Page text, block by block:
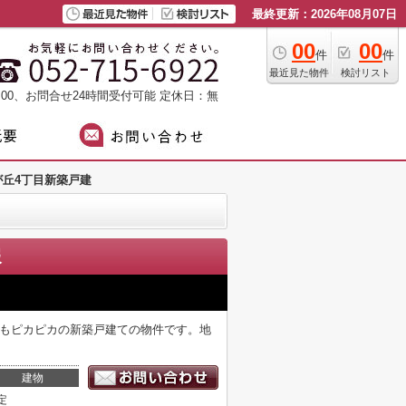
最終更新：2026年08月07日
00件
最近見た物件
00件
検討リスト
、お問合せ24時間受付可能 定休日：無
4丁目新築戸建
ピカピカの新築戸建ての物件です。地
建物